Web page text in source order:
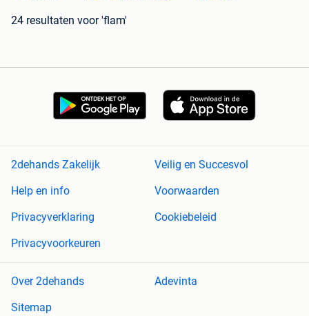
24 resultaten voor 'flam'
2dehands Zakelijk
Veilig en Succesvol
Help en info
Voorwaarden
Privacyverklaring
Cookiebeleid
Privacyvoorkeuren
Over 2dehands
Adevinta
Sitemap